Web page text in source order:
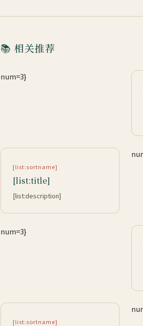
📚 相关推荐
num=3}
[list:sortname]
[list:title]
[list:description]
num=3}
[list:sortname]